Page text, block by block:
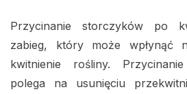
Przycinanie storczyków po
zabieg, który może wpłynąć
kwitnienie rośliny.
polega na usunięciu